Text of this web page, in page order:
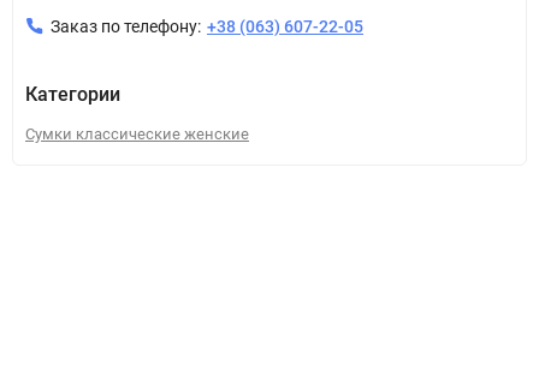
Заказ по телефону: +38 (063) 607-22-05
Категории
Сумки классические женские